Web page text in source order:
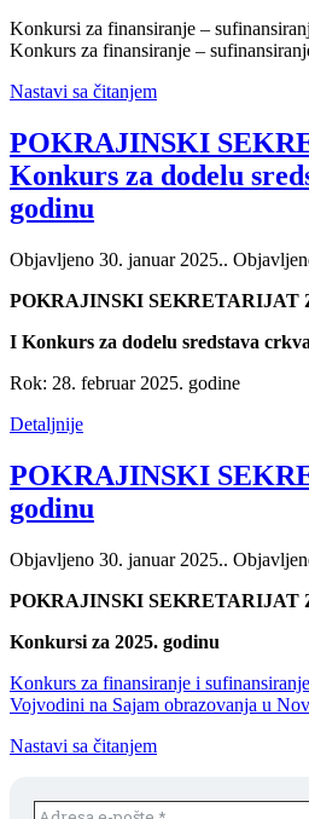
Konkursi za finansiranje –
Konkurs za finansiranje –
Nastavi sa čitanjem
POKRAJINSKI
Konkurs za dodelu
godinu
Objavljeno 30. januar 2025..
POKRAJINSKI SEKRETARIJAT
I Konkurs za dodelu sredstava
Rok: 28. februar 2025. godine
Detaljnije
POKRAJINSKI
godinu
Objavljeno 30. januar 2025..
POKRAJINSKI SEKRETARIJAT
Konkursi za 2025. godinu
Konkurs za finansiranje i
Vojvodini na Sajam obrazovanja u
Nastavi sa čitanjem